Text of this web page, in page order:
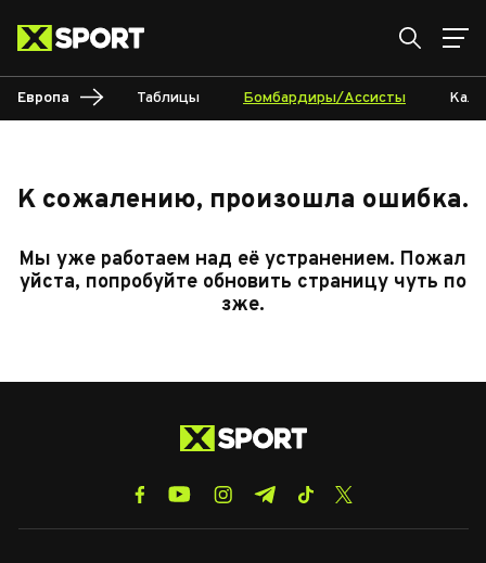
Европа Таблицы Бомбардиры/Ассисты
К сожалению, произошла ошибка.
Мы уже работаем над её устранением. Пожал
уйста, попробуйте обновить страницу чуть по
зже.